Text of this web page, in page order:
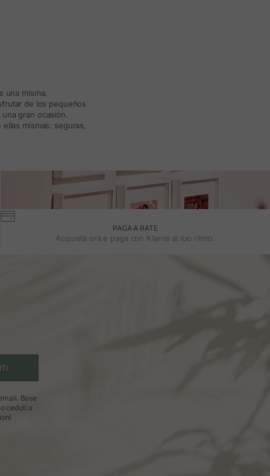
misma.
de los pequeños
gran ocasión.
mismas: seguras,
PAGA A RATE
Acquista ora e paga con Klarna al tuo ritmo.
Base
ceduti a